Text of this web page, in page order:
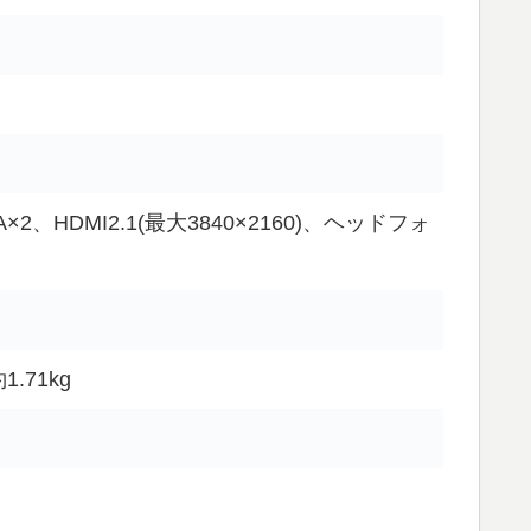
、HDMI2.1(最大3840×2160)、ヘッドフォ
1.71kg